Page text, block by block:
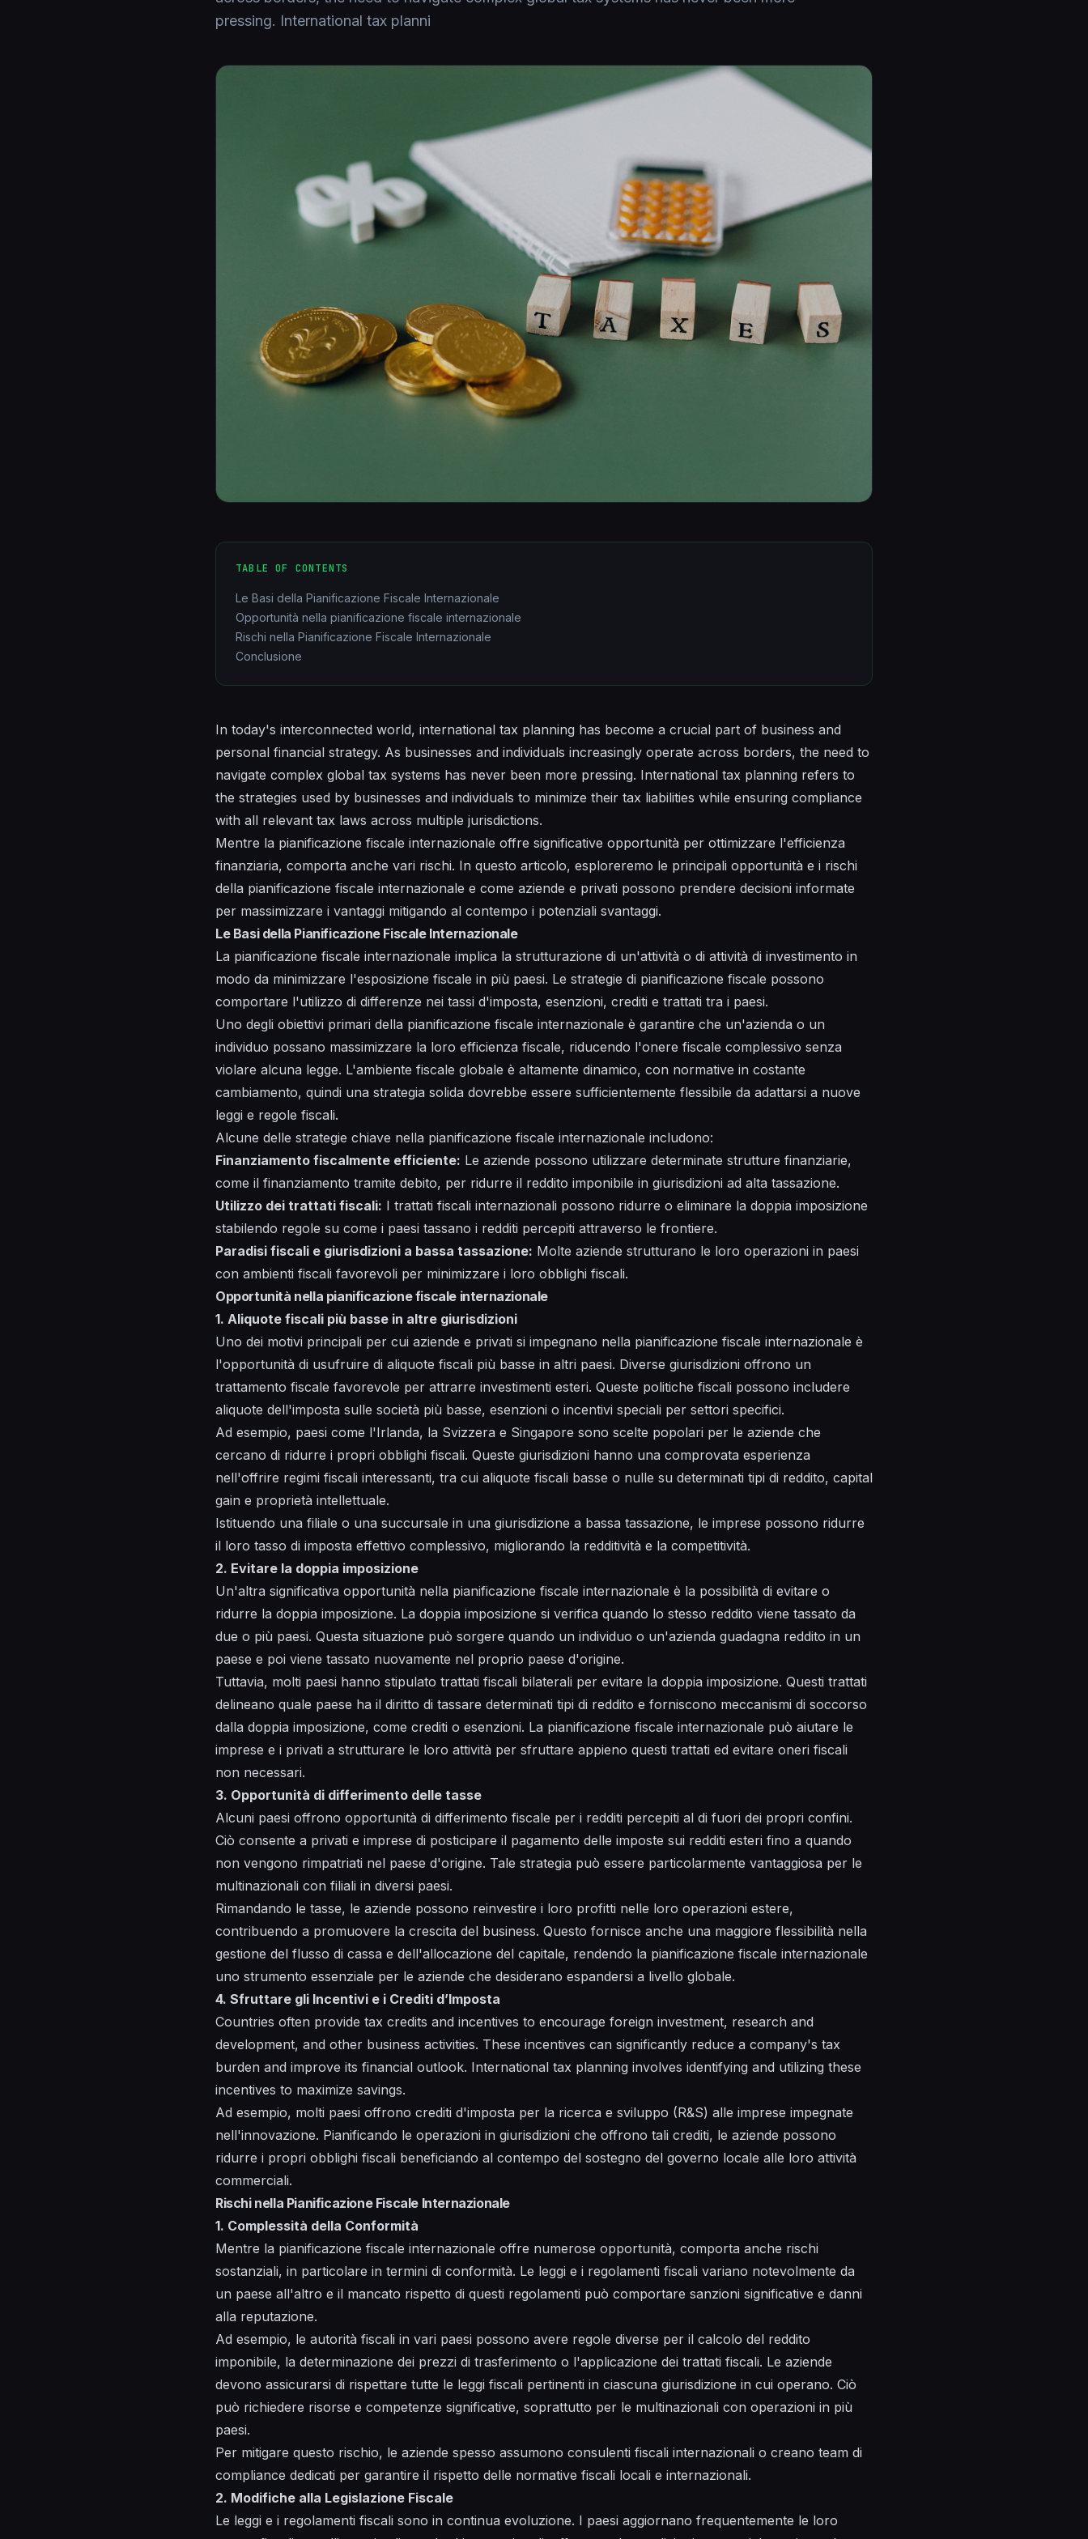
pressing. International tax planni
TABLE OF CONTENTS
Le Basi della Pianificazione Fiscale Internazionale
Opportunità nella pianificazione fiscale internazionale
Rischi nella Pianificazione Fiscale Internazionale
Conclusione
In today's interconnected world, international tax planning has become a crucial part of business and
personal financial strategy. As businesses and individuals increasingly operate across borders, the need to
navigate complex global tax systems has never been more pressing. International tax planning refers to
the strategies used by businesses and individuals to minimize their tax liabilities while ensuring compliance
with all relevant tax laws across multiple jurisdictions.
Mentre la pianificazione fiscale internazionale offre significative opportunità per ottimizzare l'efficienza
finanziaria, comporta anche vari rischi. In questo articolo, esploreremo le principali opportunità e i rischi
della pianificazione fiscale internazionale e come aziende e privati possono prendere decisioni informate
per massimizzare i vantaggi mitigando al contempo i potenziali svantaggi.
Le Basi della Pianificazione Fiscale Internazionale
La pianificazione fiscale internazionale implica la strutturazione di un'attività o di attività di investimento in
modo da minimizzare l'esposizione fiscale in più paesi. Le strategie di pianificazione fiscale possono
comportare l'utilizzo di differenze nei tassi d'imposta, esenzioni, crediti e trattati tra i paesi.
Uno degli obiettivi primari della pianificazione fiscale internazionale è garantire che un'azienda o un
individuo possano massimizzare la loro efficienza fiscale, riducendo l'onere fiscale complessivo senza
violare alcuna legge. L'ambiente fiscale globale è altamente dinamico, con normative in costante
cambiamento, quindi una strategia solida dovrebbe essere sufficientemente flessibile da adattarsi a nuove
leggi e regole fiscali.
Alcune delle strategie chiave nella pianificazione fiscale internazionale includono:
Finanziamento fiscalmente efficiente: Le aziende possono utilizzare determinate strutture finanziarie,
come il finanziamento tramite debito, per ridurre il reddito imponibile in giurisdizioni ad alta tassazione.
Utilizzo dei trattati fiscali: I trattati fiscali internazionali possono ridurre o eliminare la doppia imposizione
stabilendo regole su come i paesi tassano i redditi percepiti attraverso le frontiere.
Paradisi fiscali e giurisdizioni a bassa tassazione: Molte aziende strutturano le loro operazioni in paesi
con ambienti fiscali favorevoli per minimizzare i loro obblighi fiscali.
Opportunità nella pianificazione fiscale internazionale
1. Aliquote fiscali più basse in altre giurisdizioni
Uno dei motivi principali per cui aziende e privati si impegnano nella pianificazione fiscale internazionale è
l'opportunità di usufruire di aliquote fiscali più basse in altri paesi. Diverse giurisdizioni offrono un
trattamento fiscale favorevole per attrarre investimenti esteri. Queste politiche fiscali possono includere
aliquote dell'imposta sulle società più basse, esenzioni o incentivi speciali per settori specifici.
Ad esempio, paesi come l'Irlanda, la Svizzera e Singapore sono scelte popolari per le aziende che
cercano di ridurre i propri obblighi fiscali. Queste giurisdizioni hanno una comprovata esperienza
nell'offrire regimi fiscali interessanti, tra cui aliquote fiscali basse o nulle su determinati tipi di reddito, capital
gain e proprietà intellettuale.
Istituendo una filiale o una succursale in una giurisdizione a bassa tassazione, le imprese possono ridurre
il loro tasso di imposta effettivo complessivo, migliorando la redditività e la competitività.
2. Evitare la doppia imposizione
Un'altra significativa opportunità nella pianificazione fiscale internazionale è la possibilità di evitare o
ridurre la doppia imposizione. La doppia imposizione si verifica quando lo stesso reddito viene tassato da
due o più paesi. Questa situazione può sorgere quando un individuo o un'azienda guadagna reddito in un
paese e poi viene tassato nuovamente nel proprio paese d'origine.
Tuttavia, molti paesi hanno stipulato trattati fiscali bilaterali per evitare la doppia imposizione. Questi trattati
delineano quale paese ha il diritto di tassare determinati tipi di reddito e forniscono meccanismi di soccorso
dalla doppia imposizione, come crediti o esenzioni. La pianificazione fiscale internazionale può aiutare le
imprese e i privati a strutturare le loro attività per sfruttare appieno questi trattati ed evitare oneri fiscali
non necessari.
3. Opportunità di differimento delle tasse
Alcuni paesi offrono opportunità di differimento fiscale per i redditi percepiti al di fuori dei propri confini.
Ciò consente a privati e imprese di posticipare il pagamento delle imposte sui redditi esteri fino a quando
non vengono rimpatriati nel paese d'origine. Tale strategia può essere particolarmente vantaggiosa per le
multinazionali con filiali in diversi paesi.
Rimandando le tasse, le aziende possono reinvestire i loro profitti nelle loro operazioni estere,
contribuendo a promuovere la crescita del business. Questo fornisce anche una maggiore flessibilità nella
gestione del flusso di cassa e dell'allocazione del capitale, rendendo la pianificazione fiscale internazionale
uno strumento essenziale per le aziende che desiderano espandersi a livello globale.
4. Sfruttare gli Incentivi e i Crediti d’Imposta
Countries often provide tax credits and incentives to encourage foreign investment, research and
development, and other business activities. These incentives can significantly reduce a company's tax
burden and improve its financial outlook. International tax planning involves identifying and utilizing these
incentives to maximize savings.
Ad esempio, molti paesi offrono crediti d'imposta per la ricerca e sviluppo (R&S) alle imprese impegnate
nell'innovazione. Pianificando le operazioni in giurisdizioni che offrono tali crediti, le aziende possono
ridurre i propri obblighi fiscali beneficiando al contempo del sostegno del governo locale alle loro attività
commerciali.
Rischi nella Pianificazione Fiscale Internazionale
1. Complessità della Conformità
Mentre la pianificazione fiscale internazionale offre numerose opportunità, comporta anche rischi
sostanziali, in particolare in termini di conformità. Le leggi e i regolamenti fiscali variano notevolmente da
un paese all'altro e il mancato rispetto di questi regolamenti può comportare sanzioni significative e danni
alla reputazione.
Ad esempio, le autorità fiscali in vari paesi possono avere regole diverse per il calcolo del reddito
imponibile, la determinazione dei prezzi di trasferimento o l'applicazione dei trattati fiscali. Le aziende
devono assicurarsi di rispettare tutte le leggi fiscali pertinenti in ciascuna giurisdizione in cui operano. Ciò
può richiedere risorse e competenze significative, soprattutto per le multinazionali con operazioni in più
paesi.
Per mitigare questo rischio, le aziende spesso assumono consulenti fiscali internazionali o creano team di
compliance dedicati per garantire il rispetto delle normative fiscali locali e internazionali.
2. Modifiche alla Legislazione Fiscale
Le leggi e i regolamenti fiscali sono in continua evoluzione. I paesi aggiornano frequentemente le loro